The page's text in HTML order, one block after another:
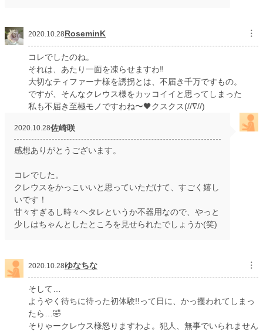
2020.10.28RoseminK ︙
コレでしたのね。
それは、あたり一面を凍らせますわ‼️
大切なティファーナ様を誘拐とは、不届き千万ですもの。
ですが、そんなクレウス様をカッコイイと思ってしまった
私も不届き至極モノですわね〜🖤クスクス(//∇//)
2020.10.28佐崎咲
感想ありがとうございます。
コレでした。
クレウスをかっこいいと思っていただけて、すごく嬉し
いです！
甘々すぎるし時々ヘタレというか不器用なので、やっと
少しはちゃんとしたところを見せられたでしょうか(笑)
2020.10.28ゆなちな ︙
そして…
ようやく待ちに待った初体験!!って日に、かっ攫われてしまっ
たら…🤣
そりゃークレウス様怒りますわよ。犯人、無事でいられません